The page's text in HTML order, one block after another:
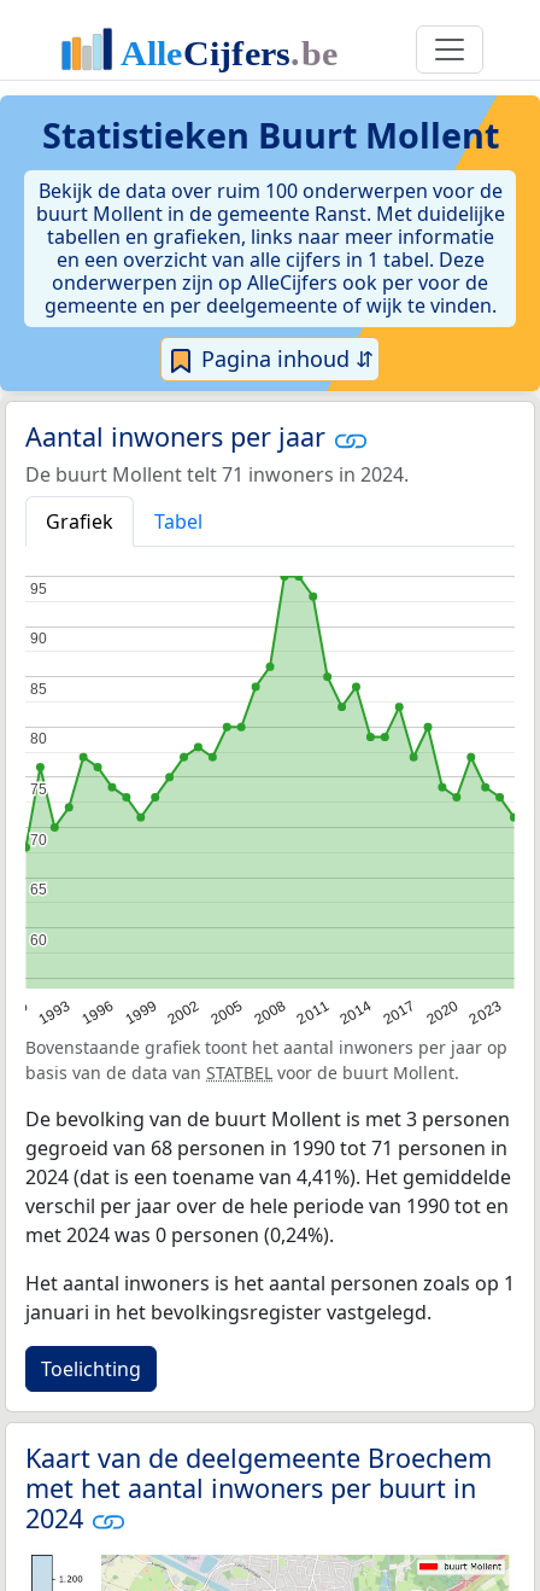
Statistieken Buurt Mollent
Bekijk de data over ruim 100 onderwerpen voor de
buurt Mollent in de gemeente Ranst. Met duidelijke
tabellen en grafieken, links naar meer informatie
en een overzicht van alle cijfers in 1 tabel. Deze
onderwerpen zijn op AlleCijfers ook per voor de
gemeente en per deelgemeente of wijk te vinden.
Pagina inhoud ⇵
Aantal inwoners per jaar
De buurt Mollent telt 71 inwoners in 2024.
Grafiek
Tabel
1993 1996 1999 2002 2005 2008 2011 2014 2017 2020 2023
60
60
65
65
70
70
75
75
80
80
85
85
90
90
95
95
Bovenstaande grafiek toont het aantal inwoners per jaar op
basis van de data van STATBEL voor de buurt Mollent.
De bevolking van de buurt Mollent is met 3 personen
gegroeid van 68 personen in 1990 tot 71 personen in
2024 (dat is een toename van 4,41%). Het gemiddelde
verschil per jaar over de hele periode van 1990 tot en
met 2024 was 0 personen (0,24%).
Het aantal inwoners is het aantal personen zoals op 1
januari in het bevolkingsregister vastgelegd.
Toelichting
Kaart van de deelgemeente Broechem
met het aantal inwoners per buurt in
2024